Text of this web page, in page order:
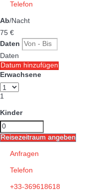
Telefon
Ab/Nacht
75 €
Daten
Daten
Datum hinzufügen
Erwachsene
1
Kinder
Reisezeitraum angeben
Anfragen
Telefon
+33-369618618